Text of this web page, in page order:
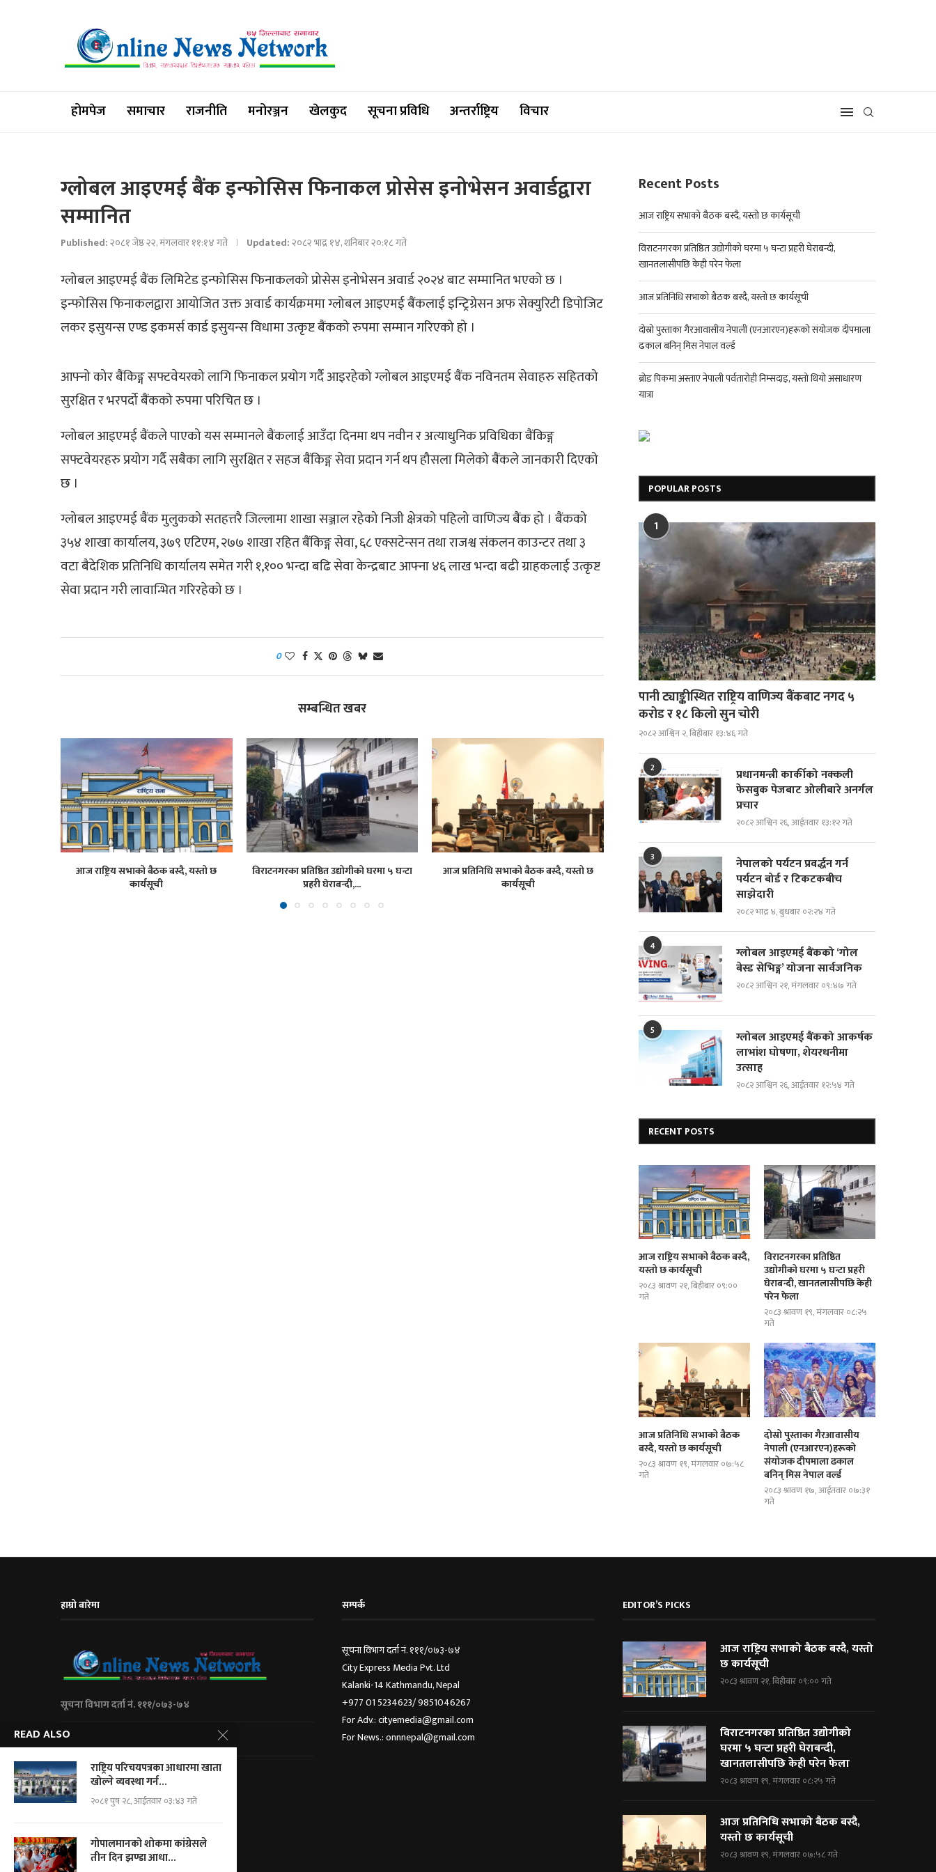
होमपेज समाचार राजनीति मनोरञ्जन खेलकुद सूचना प्रविधि अन्तर्राष्ट्रिय विचार
ग्लोबल आइएमई बैंक इन्फोसिस फिनाकल प्रोसेस इनोभेसन अवार्डद्वारा
सम्मानित
Published:२०८१ जेष्ठ २२, मंगलवार ११:१४ गते Updated:२०८२ भाद्र १४, शनिबार २०:१८ गते
ग्लोबल आइएमई बैंक लिमिटेड इन्फोसिस फिनाकलको प्रोसेस इनोभेसन अवार्ड २०२४ बाट सम्मानित भएको छ ।
इन्फोसिस फिनाकलद्वारा आयोजित उक्त अवार्ड कार्यक्रममा ग्लोबल आइएमई बैंकलाई इन्ट्रिग्रेसन अफ सेक्युरिटी डिपोजिट
लकर इसुयन्स एण्ड इकमर्स कार्ड इसुयन्स विधामा उत्कृष्ट बैंकको रुपमा सम्मान गरिएको हो ।
आफ्नो कोर बैंकिङ्ग सफ्टवेयरको लागि फिनाकल प्रयोग गर्दै आइरहेको ग्लोबल आइएमई बैंक नविनतम सेवाहरु सहितको
सुरक्षित र भरपर्दो बैंकको रुपमा परिचित छ ।
ग्लोबल आइएमई बैंकले पाएको यस सम्मानले बैंकलाई आउँदा दिनमा थप नवीन र अत्याधुनिक प्रविधिका बैंकिङ्ग
सफ्टवेयरहरु प्रयोग गर्दै सबैका लागि सुरक्षित र सहज बैंकिङ्ग सेवा प्रदान गर्न थप हौसला मिलेको बैंकले जानकारी दिएको
छ ।
ग्लोबल आइएमई बैंक मुलुकको सतहत्तरै जिल्लामा शाखा सञ्जाल रहेको निजी क्षेत्रको पहिलो वाणिज्य बैंक हो । बैंकको
३५४ शाखा कार्यालय, ३७९ एटिएम, २७७ शाखा रहित बैंकिङ्ग सेवा, ६८ एक्सटेन्सन तथा राजश्व संकलन काउन्टर तथा ३
वटा बैदेशिक प्रतिनिधि कार्यालय समेत गरी १,१०० भन्दा बढि सेवा केन्द्रबाट आफ्ना ४६ लाख भन्दा बढी ग्राहकलाई उत्कृष्ट
सेवा प्रदान गरी लावान्भित गरिरहेको छ ।
0
सम्बन्धित खबर
आज राष्ट्रिय सभाको बैठक बस्दै, यस्तो छ
कार्यसूची
विराटनगरका प्रतिष्ठित उद्योगीको घरमा ५ घन्टा
प्रहरी घेराबन्दी,...
आज प्रतिनिधि सभाको बैठक बस्दै, यस्तो छ
कार्यसूची
दोस्रो पुस्ताका गैरआवासीय नेपाली
(एनआरएन)हरूको संयोजक दीपमाला ढकाल...
ब्रोड पिकमा अस्ताए नेपाली
Recent Posts
आज राष्ट्रिय सभाको बैठक बस्दै, यस्तो छ कार्यसूची
विराटनगरका प्रतिष्ठित उद्योगीको घरमा ५ घन्टा प्रहरी घेराबन्दी,
खानतलासीपछि केही परेन फेला
आज प्रतिनिधि सभाको बैठक बस्दै, यस्तो छ कार्यसूची
दोस्रो पुस्ताका गैरआवासीय नेपाली (एनआरएन)हरूको संयोजक दीपमाला
ढकाल बनिन् मिस नेपाल वर्ल्ड
ब्रोड पिकमा अस्ताए नेपाली पर्वतारोही निम्सदाइ, यस्तो थियो असाधारण
यात्रा
POPULAR POSTS
1
पानी ट्याङ्कीस्थित राष्ट्रिय वाणिज्य बैंकबाट नगद ५
करोड र १८ किलो सुन चोरी
२०८२ आश्विन २, बिहीबार १३:४६ गते
2
प्रधानमन्त्री कार्कीको नक्कली
फेसबुक पेजबाट ओलीबारे अनर्गल
प्रचार
२०८२ आश्विन २६, आईतवार १३:१२ गते
3
नेपालको पर्यटन प्रवर्द्धन गर्न
पर्यटन बोर्ड र टिकटकबीच
साझेदारी
२०८२ भाद्र ४, बुधबार ०२:२४ गते
4
ग्लोबल आइएमई बैंकको ‘गोल
बेस्ड सेभिङ्ग’ योजना सार्वजनिक
२०८२ आश्विन २१, मंगलवार ०९:४७ गते
5
ग्लोबल आइएमई बैंकको आकर्षक
लाभांश घोषणा, शेयरधनीमा
उत्साह
२०८२ आश्विन २६, आईतवार १२:५४ गते
RECENT POSTS
आज राष्ट्रिय सभाको बैठक बस्दै,
यस्तो छ कार्यसूची
२०८३ श्रावण २१, बिहीबार ०९:००
गते
विराटनगरका प्रतिष्ठित
उद्योगीको घरमा ५ घन्टा प्रहरी
घेराबन्दी, खानतलासीपछि केही
परेन फेला
२०८३ श्रावण १९, मंगलवार ०८:२५
गते
आज प्रतिनिधि सभाको बैठक
बस्दै, यस्तो छ कार्यसूची
२०८३ श्रावण १९, मंगलवार ०७:५८
गते
दोस्रो पुस्ताका गैरआवासीय
नेपाली (एनआरएन)हरूको
संयोजक दीपमाला ढकाल
बनिन् मिस नेपाल वर्ल्ड
२०८३ श्रावण १७, आईतवार ०७:३१
गते
हाम्रो बारेमा
सूचना विभाग दर्ता नं. १११/०७३-७४
City Express Media Pvt. Ltd
Kalanki-14 Kathmandu, Nepal
+977 01 5234623/ 9851046267
For Adv.: cityemedia@gmail.com
सम्पर्क
सूचना विभाग दर्ता नं. १११/०७३-७४
City Express Media Pvt. Ltd
Kalanki-14 Kathmandu, Nepal
+977 01 5234623/ 9851046267
For Adv.: cityemedia@gmail.com
For News.: onnnepal@gmail.com
EDITOR’S PICKS
आज राष्ट्रिय सभाको बैठक बस्दै, यस्तो
छ कार्यसूची
२०८३ श्रावण २१, बिहीबार ०९:०० गते
विराटनगरका प्रतिष्ठित उद्योगीको
घरमा ५ घन्टा प्रहरी घेराबन्दी,
खानतलासीपछि केही परेन फेला
२०८३ श्रावण १९, मंगलवार ०८:२५ गते
आज प्रतिनिधि सभाको बैठक बस्दै,
यस्तो छ कार्यसूची
२०८३ श्रावण १९, मंगलवार ०७:५८ गते
READ ALSO
राष्ट्रिय परिचयपत्रका आधारमा खाता
खोल्ने व्यवस्था गर्न...
२०८१ पुष २८, आईतवार ०३:४३ गते
गोपालमानको शोकमा कांग्रेसले
तीन दिन झण्डा आधा...